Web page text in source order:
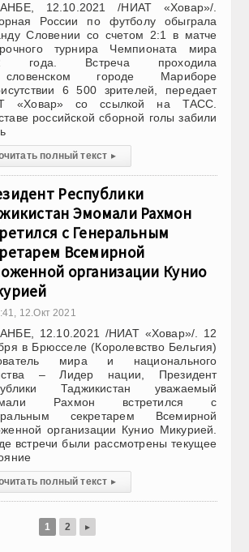
12.10.2021 /НИАТ «Ховар»/.
России по футболу обыграла
Словении со счетом 2:1 в матче
турнира Чемпионата мира
года. Встреча проходила
городе Мариборе
6 500 зрителей, передает
«Ховар» со ссылкой на ТАСС.
российской сборной голы забили
полный текст ▸
Республики
Эмомали Рахмон
с Генеральным
Всемирной
организации Кунио
12.Окт 2021
12.10.2021 /НИАТ «Ховар»/. 12
в Брюсселе (Королевство Бельгия)
мира и национального
– Лидер нации, Президент
Таджикистан уважаемый
Рахмон встретился с
секретарем Всемирной
организации Кунио Микурией.
встречи были рассмотрены текущее
полный текст ▸
1 2 ▸